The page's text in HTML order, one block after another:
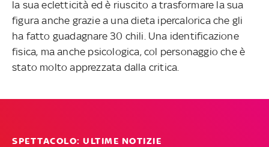
la sua ecletticità ed è riuscito a trasformare la sua
figura anche grazie a una dieta ipercalorica che gli
ha fatto guadagnare 30 chili. Una identificazione
fisica, ma anche psicologica, col personaggio che è
stato molto apprezzata dalla critica.
SPETTACOLO: ULTIME NOTIZIE